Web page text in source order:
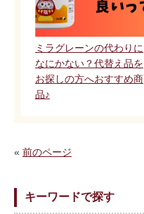
ミラグレーンの代わりに
なにかない？代替え品を
お探しの方へおすすめ商
品♪
« 前のページ
キーワードで探す